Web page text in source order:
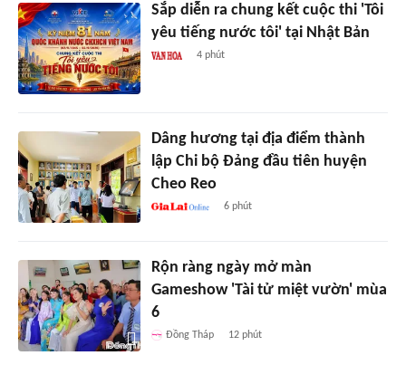
Sắp diễn ra chung kết cuộc thi 'Tôi
yêu tiếng nước tôi' tại Nhật Bản
4 phút
Dâng hương tại địa điểm thành
lập Chi bộ Đảng đầu tiên huyện
Cheo Reo
6 phút
Rộn ràng ngày mở màn
Gameshow 'Tài tử miệt vườn' mùa
6
Đồng Tháp 12 phút